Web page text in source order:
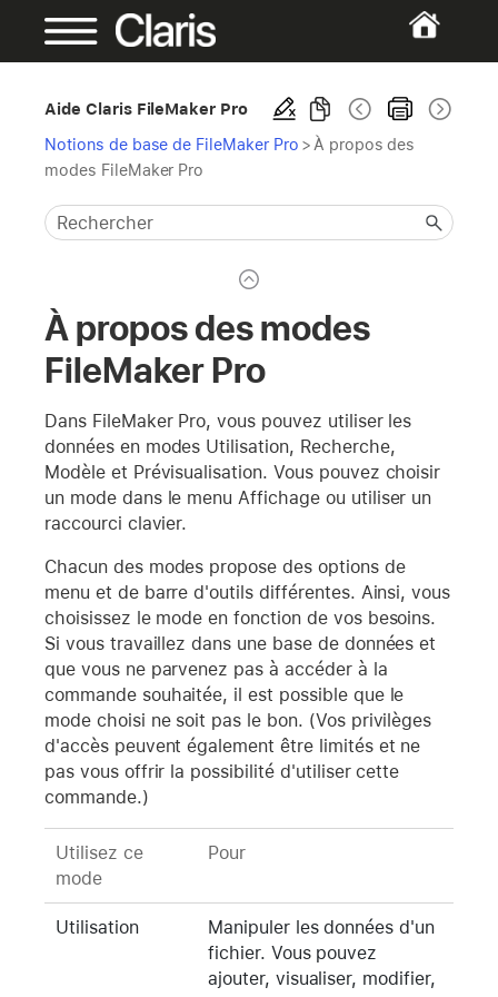
Aide Claris FileMaker Pro
Notions de base de FileMaker Pro > À propos des
modes FileMaker Pro
À propos des modes
FileMaker Pro
Dans FileMaker Pro, vous pouvez utiliser les
données en modes Utilisation, Recherche,
Modèle et Prévisualisation. Vous pouvez choisir
un mode dans le menu Affichage ou utiliser un
raccourci clavier.
Chacun des modes propose des options de
menu et de barre d'outils différentes. Ainsi, vous
choisissez le mode en fonction de vos besoins.
Si vous travaillez dans une base de données et
que vous ne parvenez pas à accéder à la
commande souhaitée, il est possible que le
mode choisi ne soit pas le bon. (Vos privilèges
d'accès peuvent également être limités et ne
pas vous offrir la possibilité d'utiliser cette
commande.)
Utilisez ce
mode
Pour
Utilisation
Manipuler les données d'un
fichier. Vous pouvez
ajouter, visualiser, modifier,